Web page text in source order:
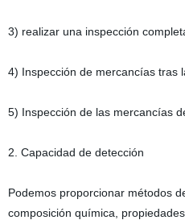
3) realizar una inspección
4) Inspección de mercancías tras
5) Inspección de las mercancías
2. Capacidad de detección
Podemos proporcionar métodos
composición química,